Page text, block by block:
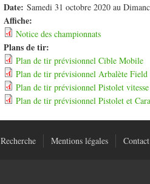
Date: Samedi 31 octobre 2020 au
Affiche:
Notice des championnats
Plans de tir:
Plan de tir prévisionnel Cible Mobile
Plan de tir prévisionnel Arbalète Field
Plan de tir prévisionnel Pistolet
Plan de tir prévisionnel Pistolet et
Recherche Mentions légales Contact